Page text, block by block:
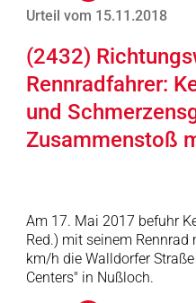
Urteil vom 15.11.2018
(2432)
Rennradfahrer:
und
Zusammenstoß
Am 17. Mai 2017 befuhr
Red.) mit seinem
km/h die Walldorfer
Centers" in Nußloch.